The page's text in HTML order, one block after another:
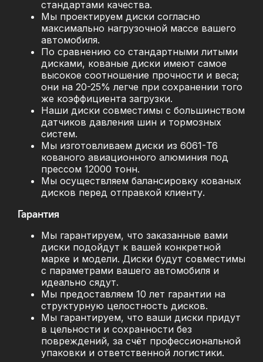
стандартами качества.
Мы проектируем диски согласно
максимально нагрузочной массе вашего
автомобиля.
По сравнению со стандартными литыми
дисками, кованые диски имеют самое
высокое соотношение прочности и веса;
они на 20-25% легче при сохранении того
же коэффициента загрузки.
Наши диски совместимы с большинством
датчиков давления шин и тормозных
систем.
Мы изготовливаем диски из 6061-T6
кованого авиационного алюминия под
прессом 12000 тонн.
Мы осуществляем балансировку кованых
дисков перед отправкой клиенту.
Гарантия
Мы гарантируем, что заказанные вами
диски подойдут к вашей конкретной
марке и модели. Диски будут совместимы
с параметрами вашего автомобиля и
идеально сядут.
Мы предоставляем 10 лет гарантии на
структурную целостность дисков.
Мы гарантируем, что ваши диски придут
в цельности и сохранности без
повреждений, за счёт профессиональной
упаковки и ответственной логистики.